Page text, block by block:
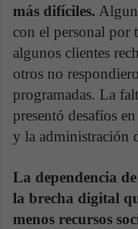
más difíciles.
con el personal por
algunos clientes
otros no
programadas. La
presentó desafíos
y la administración
La dependencia
la brecha digital
menos recursos